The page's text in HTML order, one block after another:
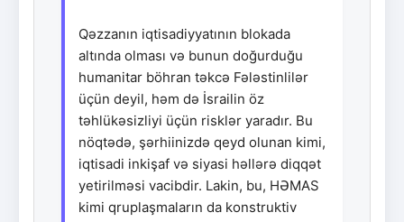
Qəzzanın iqtisadiyyatının blokada
altında olması və bunun doğurduğu
humanitar böhran təkcə Fələstinlilər
üçün deyil, həm də İsrailin öz
təhlükəsizliyi üçün risklər yaradır. Bu
nöqtədə, şərhiinizdə qeyd olunan kimi,
iqtisadi inkişaf və siyasi həllərə diqqət
yetirilməsi vacibdir. Lakin, bu, HƏMAS
kimi qruplaşmaların da konstruktiv